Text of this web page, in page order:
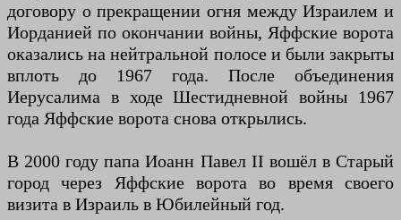
договору о прекращении огня между Израилем и
Иорданией по окончании войны, Яффские ворота
оказались на нейтральной полосе и были закрыты
вплоть до 1967 года. После объединения
Иерусалима в ходе Шестидневной войны 1967
года Яффские ворота снова открылись.
В 2000 году папа Иоанн Павел II вошёл в Старый
город через Яффские ворота во время своего
визита в Израиль в Юбилейный год.